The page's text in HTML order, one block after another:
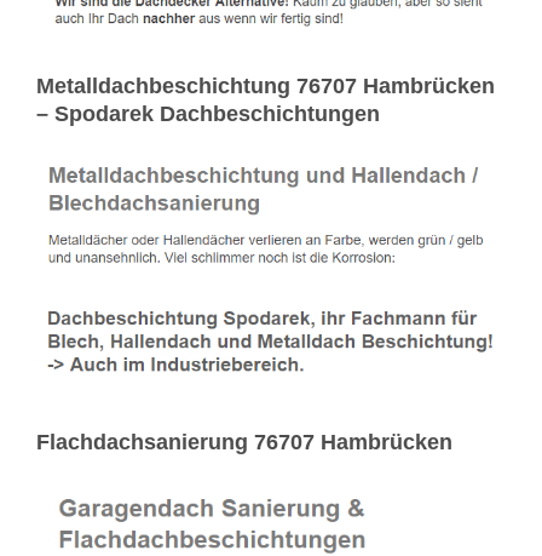
Metalldachbeschichtung 76707 Hambrücken
– Spodarek Dachbeschichtungen
Flachdachsanierung 76707 Hambrücken